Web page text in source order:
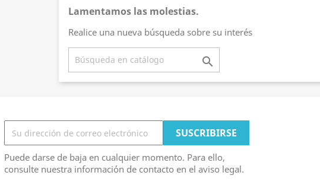
Lamentamos las molestias.
Realice una nueva búsqueda sobre su interés

Puede darse de baja en cualquier momento. Para ello,
consulte nuestra información de contacto en el aviso legal.